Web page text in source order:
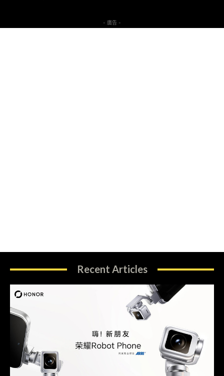
- 廣告 -
Recent Articles